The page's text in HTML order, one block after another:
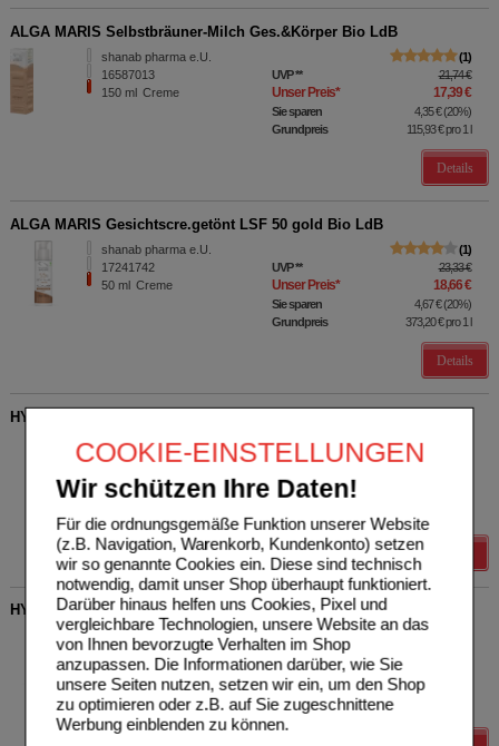
COOKIE-EINSTELLUNGEN
Wir schützen Ihre Daten!
Für die ordnungsgemäße Funktion unserer Website
(z.B. Navigation, Warenkorb, Kundenkonto) setzen
wir so genannte Cookies ein. Diese sind technisch
notwendig, damit unser Shop überhaupt funktioniert.
Darüber hinaus helfen uns Cookies, Pixel und
vergleichbare Technologien, unsere Website an das
von Ihnen bevorzugte Verhalten im Shop
anzupassen. Die Informationen darüber, wie Sie
unsere Seiten nutzen, setzen wir ein, um den Shop
zu optimieren oder z.B. auf Sie zugeschnittene
Werbung einblenden zu können.
ALGA MARIS Selbstbräuner-Milch Ges.&Körper Bio LdB
shanab pharma e.U.
16587013
150 ml Creme
1
UVP** 21,74 €
Unser Preis* 17,39 €
Sie sparen 4,35 €(20%)
Grundpreis
115,93 €pro 1 l
Details
ALGA MARIS Gesichtscre.getönt LSF 50 gold Bio LdB
shanab pharma e.U.
17241742
50 ml Creme
1
UVP** 23,33 €
Unser Preis* 18,66 €
Sie sparen 4,67 €(20%)
Grundpreis
373,20 €pro 1 l
Details
HYDRA PROTECT+ Augenkonturpfl.Cre.revital.Bio LdB
shanab pharma e.U.
17636713
Creme
UVP**
Unser Preis
Sie sparen
Grundpreis
1142,67 €
HYDRA PROTECT+ Serum aufbauend Ges.Bio LdB
shanab pharma e.U.
17636707
50ml Flüssigkeit
UVP**
Unser Preis*
Sie sparen 6,80 €
Grundpreis